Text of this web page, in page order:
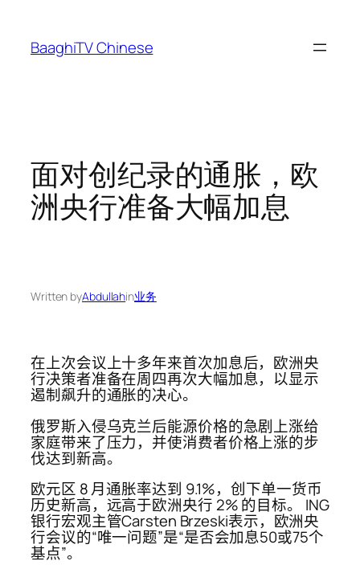
content
BaaghiTV Chinese
面对创纪录的通胀，欧
洲央行准备大幅加息
Written byAbdullahin业务
在上次会议上十多年来首次加息后，欧洲央
行决策者准备在周四再次大幅加息，以显示
遏制飙升的通胀的决心。
俄罗斯入侵乌克兰后能源价格的急剧上涨给
家庭带来了压力，并使消费者价格上涨的步
伐达到新高。
欧元区 8 月通胀率达到 9.1%，创下单一货币
历史新高，远高于欧洲央行 2% 的目标。 ING
银行宏观主管Carsten Brzeski表示，欧洲央
行会议的“唯一问题”是“是否会加息50或75个
基点”。